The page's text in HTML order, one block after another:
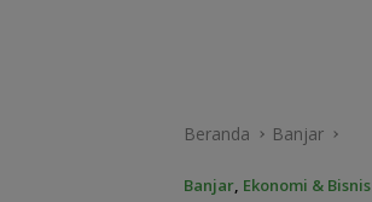
Beranda Banjar
Banjar, Ekonomi & Bisnis